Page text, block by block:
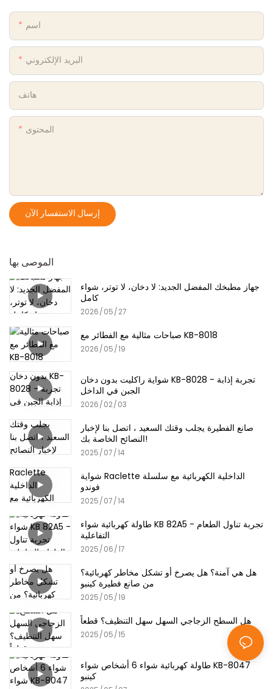
اسم
البريد الإلكتروني
هاتف
المحتوى
إرسال الاستفسار الآن
الموصى بها
جهاز مطبخك المفضل الجديد: لا دخان، لا توتر، شواء
كامل
2026 05 27
صباحات مثالية مع الفطائر مع KB-8018
2026 05 19
شواية راكليت بدون دخان KB-8028 - تجربة إذابة
الجبن في الداخل
2026 02 03
صانع الفطيرة يجلب وقتك السعيد ، اتصل بنا لإخبار
النصائح الخاصة بك!
2025 07 14
شواية Raclette الداخلية الكهربائية مع سلسلة
فوندو
2025 07 14
طاولة كهربائية شواء KB 82A5 - تجربة تناول الطعام
التفاعلية
2025 06 17
هل هي آمنة؟ هل يصرخ أو تشكل مخاطر كهربائية؟
من صانع فطيرة كينبو
2025 05 19
هل السطح الزجاجي السهل سهل التنظيف؟ قطعاً
2025 05 15
طاولة كهربائية شواء 6 أشخاص شواء KB-8047
كينبو